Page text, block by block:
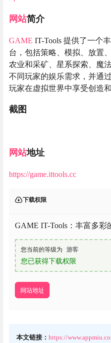
网站简介
GAME IT-Tools 提供了一个
台，包括策略、模拟、放置
农业和采矿、星系探索、魔
不同玩家的娱乐需求，并通
玩家在虚拟世界中享受创造
截图
网站地址
https://game.ittools.cc
下载权限
GAME IT-Tools：丰富多彩
您当前的等级为 游客
您已获得下载权限
网站地址
本文链接： https://